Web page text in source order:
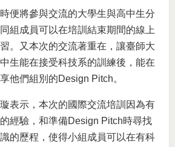
便將參與交流的大學生與高中生分
組成員可以在培訓結束期間的線上
。又本次的交流著重在，讓臺師大
生能在接受科技系的訓練後，能在
他們組別的Design Pitch。
表示，本次的國際交流培訓因為有
經驗，和準備Design Pitch時尋找
的歷程，使得小組成員可以在有科